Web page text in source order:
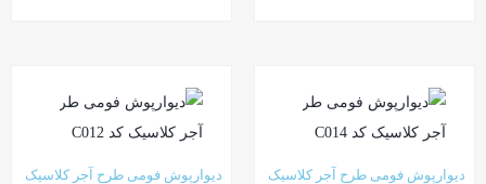
دیوارپوش فومی طرح آجر کلاسیک
دیوارپوش فومی طرح آجر کلاسیک